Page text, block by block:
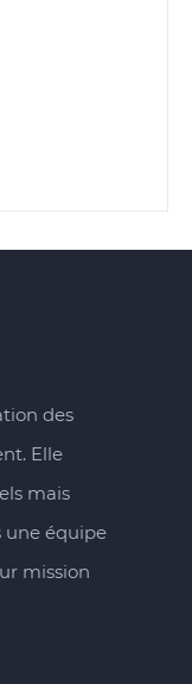
des
Elle
mais
une équipe
mission